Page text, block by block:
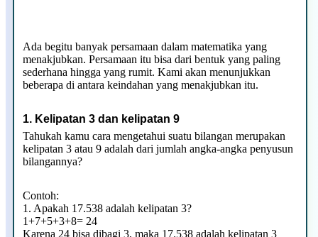
Ada begitu banyak persamaan dalam matematika yang
menakjubkan. Persamaan itu bisa dari bentuk yang paling
sederhana hingga yang rumit. Kami akan menunjukkan
beberapa di antara keindahan yang menakjubkan itu.
1. Kelipatan 3 dan kelipatan 9
Tahukah kamu cara mengetahui suatu bilangan merupakan
kelipatan 3 atau 9 adalah dari jumlah angka-angka penyusun
bilangannya?
Contoh:
1. Apakah 17.538 adalah kelipatan 3?
1+7+5+3+8= 24
Karena 24 bisa dibagi 3, maka 17.538 adalah kelipatan 3